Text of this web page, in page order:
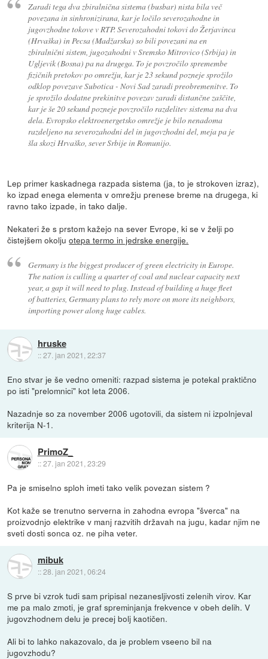
Zaradi tega dva zbiralnična sistema (busbar) nista bila več
povezana in sinhronizirana, kar je ločilo severozahodne in
jugovzhodne tokove v RTP. Severozahodni tokovi do Žerjavinca
(Hrvaška) in Pecsa (Madžarska) so bili povezani na en
zbiralnični sistem, jugozahodni v Sremsko Mitrovico (Srbija) in
Ugljevik (Bosna) pa na drugega. To je povzročilo spremembe
fizičnih pretokov po omrežju, kar je 23 sekund pozneje sprožilo
odklop povezave Subotica - Novi Sad zaradi preobremenitve. To
je sprožilo dodatne prekinitve povezav zaradi distančne zaščite,
kar je še 20 sekund pozneje povzročilo razdelitev sistema na dva
dela. Evropsko elektroenergetsko omrežje je bilo nenadoma
razdeljeno na severozahodni del in jugovzhodni del, meja pa je
šla skozi Hrvaško, sever Srbije in Romunijo.
Lep primer kaskadnega razpada sistema (ja, to je strokoven izraz),
ko izpad enega elementa v omrežju prenese breme na drugega, ki
ravno tako izpade, in tako dalje.
Nekateri že s prstom kažejo na sever Evrope, ki se v želji po
čistejšem okoljuotepa termo in jedrske energije.
Germany is the biggest producer of green electricity in Europe.
The nation is culling a quarter of coal and nuclear capacity next
year, a gap it will need to plug. Instead of building a huge fleet
of batteries, Germany plans to rely more on more its neighbors,
importing power along huge cables.
hruske
::27. jan 2021, 22:37
Eno stvar je še vedno omeniti: razpad sistema je potekal praktično
po isti "prelomnici" kot leta 2006.
Nazadnje so za november 2006 ugotovili, da sistem ni izpolnjeval
kriterija N-1.
PrimoZ_
::27. jan 2021, 23:29
Pa je smiselno sploh imeti tako velik povezan sistem ?
Kot kaže se trenutno serverna in zahodna evropa "šverca" na
proizvodnjo elektrike v manj razvitih državah na jugu, kadar njim ne
sveti dosti sonca oz. ne piha veter.
mibuk
::28. jan 2021, 06:24
S prve bi vzrok tudi sam pripisal nezanesljivosti zelenih virov. Kar
me pa malo zmoti, je graf spreminjanja frekvence v obeh delih. V
jugovzhodnem delu je precej bolj kaotičen.
Ali bi to lahko nakazovalo, da je problem vseeno bil na
jugovzhodu?